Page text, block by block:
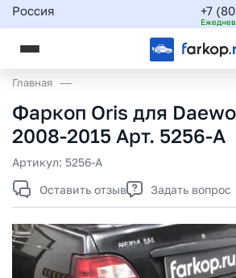
Россия +7
Главная
Фаркоп Oris для
2008-2015 Арт. 5256-A
Артикул: 5256-A
Оставить отзыв
Задать вопрос